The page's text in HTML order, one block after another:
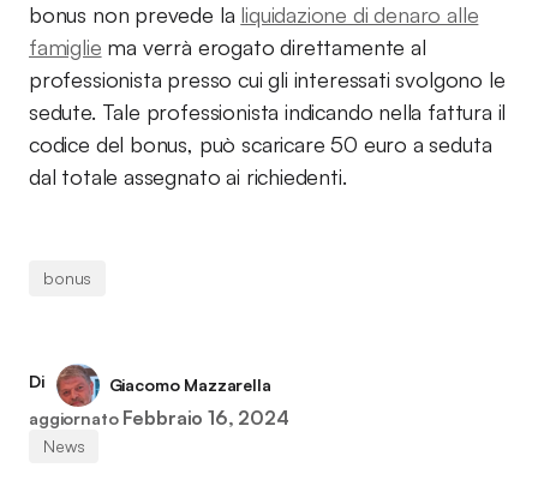
bonus non prevede la liquidazione di denaro alle
famiglie ma verrà erogato direttamente al
professionista presso cui gli interessati svolgono le
sedute. Tale professionista indicando nella fattura il
codice del bonus, può scaricare 50 euro a seduta
dal totale assegnato ai richiedenti.
bonus
Di
Giacomo Mazzarella
aggiornato Febbraio 16, 2024
News